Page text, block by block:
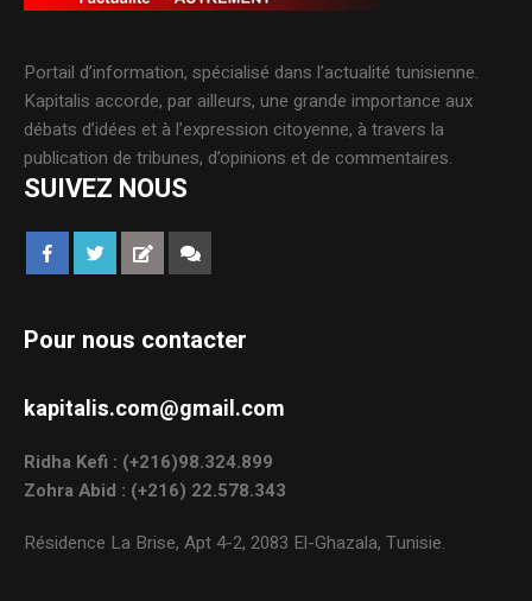
Portail d’information, spécialisé dans l’actualité tunisienne.
Kapitalis accorde, par ailleurs, une grande importance aux
débats d’idées et à l’expression citoyenne, à travers la
publication de tribunes, d’opinions et de commentaires.
SUIVEZ NOUS
Pour nous contacter
kapitalis.com@gmail.com
Ridha Kefi : (+216)98.324.899
Zohra Abid : (+216) 22.578.343
Résidence La Brise, Apt 4-2, 2083 El-Ghazala, Tunisie.